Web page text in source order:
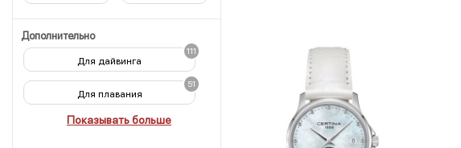
Дополнительно
111
Для дайвинга
51
Для плавания
Показывать больше